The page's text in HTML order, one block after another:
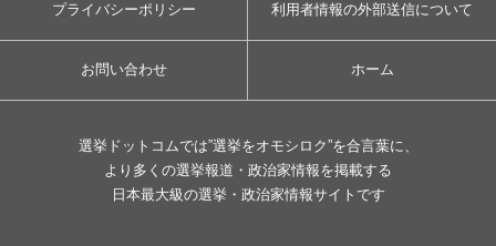
プライバシーポリシー 利用者情報の外部送信について
お問い合わせ ホーム
選挙ドットコムでは”選挙をオモシロク”を合言葉に、
より多くの選挙報道・政治家情報を掲載する
日本最大級の選挙・政治家情報サイトです